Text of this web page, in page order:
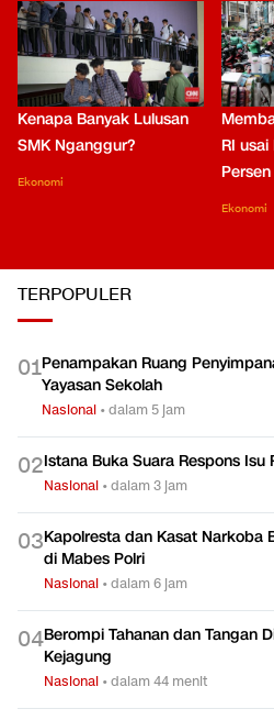
Kenapa Banyak Lulusan
SMK Nganggur?
Ekonomi
RI
Ekonomi
TERPOPULER
01Penampakan Ruang
Yayasan Sekolah
Nasional •dalam 5 jam
02Istana Buka Suara Respons
Nasional •dalam 3 jam
03Kapolresta dan Kasat Narkoba
di Mabes Polri
Nasional •dalam 6 jam
04Berompi Tahanan dan Tangan
Kejagung
Nasional •dalam 44 menit